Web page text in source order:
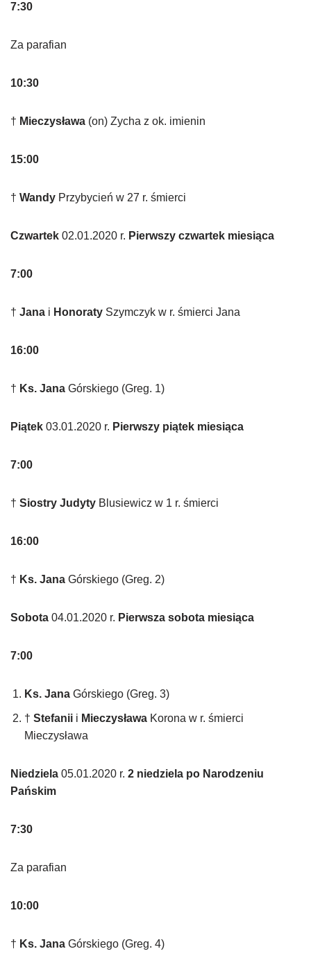
7:30
Za parafian
10:30
† Mieczysława (on) Zycha z ok. imienin
15:00
† Wandy Przybycień w 27 r. śmierci
Czwartek 02.01.2020 r. Pierwszy czwartek miesiąca
7:00
† Jana i Honoraty Szymczyk w r. śmierci Jana
16:00
† Ks. Jana Górskiego (Greg. 1)
Piątek 03.01.2020 r. Pierwszy piątek miesiąca
7:00
† Siostry Judyty Blusiewicz w 1 r. śmierci
16:00
† Ks. Jana Górskiego (Greg. 2)
Sobota 04.01.2020 r. Pierwsza sobota miesiąca
7:00
Ks. Jana Górskiego (Greg. 3)
† Stefanii i Mieczysława Korona w r. śmierci
Mieczysława
Niedziela 05.01.2020 r. 2 niedziela po Narodzeniu
Pańskim
7:30
Za parafian
10:00
† Ks. Jana Górskiego (Greg. 4)